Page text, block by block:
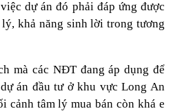
dự án đó phải đáp ứng được
khả năng sinh lời trong tương
mà các NĐT đang áp dụng để
án đầu tư ở khu vực Long An
cảnh tâm lý mua bán còn khá e